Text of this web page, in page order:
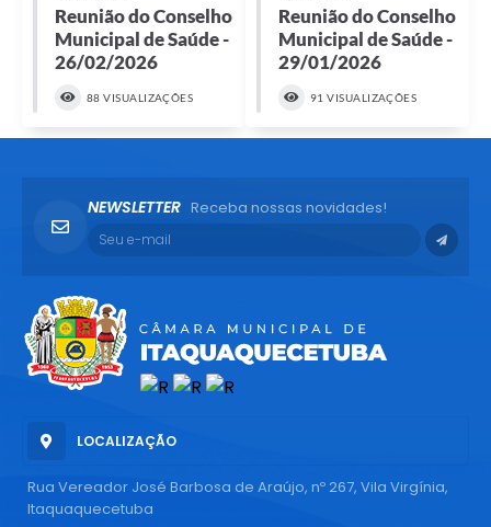
Reunião do Conselho
Municipal de Saúde -
26/02/2026
88 VISUALIZAÇÕES
Reunião do Conselho
Municipal de Saúde -
29/01/2026
91 VISUALIZAÇÕES
LOCALIZAÇÃO
Rua Vereador José Barbosa de Araújo, nº 267, Vila Virgínia,
Itaquaquecetuba
NEWSLETTER Receba nossas novidades!